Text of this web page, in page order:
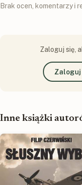
Brak ocen, komentarzy i
Zaloguj się,
Zaloguj
Inne książki